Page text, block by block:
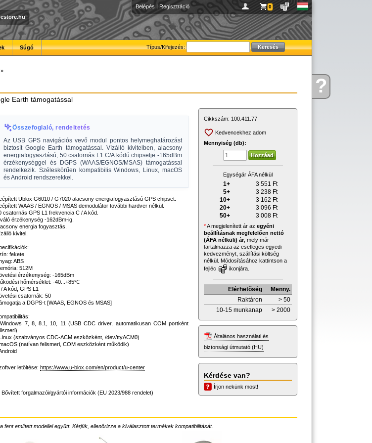
Kérdése
van
?
Belépés | Regisztráció 0
Típus/Kifejezés:
Súgó
»
Earth támogatással
Összefoglaló, rendeltetés
Az USB GPS navigációs vevő modul pontos helymeghatározást
biztosít Google Earth támogatással. Vízálló kivitelben, alacsony
energiafogyasztású, 50 csatornás L1 C/A kódú chipsetje -165dBm
érzékenységgel és DGPS (WAAS/EGNOS/MSAS) támogatással
rendelkezik. Széleskörűen kompatibilis Windows, Linux, macOS
és Android rendszerekkel.
Ublox G6010 / G7020 alacsony energiafogyasztású GPS chipset.
WAAS / EGNOS / MSAS demodulátor további hardver nélkül.
csatornás GPS L1 frekvencia C / A kód.
érzékenység -162dBm-ig.
energia fogyasztás.
kivitel.
fekete
ABS
512M
érzékenység: -165dBm
hőmérséklet: -40...+85℃
A kód, GPS L1
csatornák: 50
a DGPS-t [WAAS, EGNOS és MSAS]
7, 8, 8.1, 10, 11 (USB CDC driver, automatikusan COM portként
(szabványos CDC-ACM eszközként, /dev/ttyACM0)
(natívan felismeri, COM eszközként működik)
letöltése: https://www.u-blox.com/en/product/u-center
Bővített forgalmazói/gyártói információk (EU 2023/988 rendelet)
Cikkszám: 100.411.77
Kedvencekhez adom
Mennyiség (db):
Egységár ÁFA nélkül
1+ 3 551 Ft
5+
3 238 Ft
10+
3 162 Ft
20+
3 096 Ft
50+
3 008 Ft
*A megjelenített ár az egyéni
beállításnak megfelelően nettó
(ÁFA nélküli) ár, mely már
tartalmazza az esetleges egyedi
kedvezményt, szállítási költség
nélkül. Módosításához kattintson a
fejléc
ikonjára.
Elérhetőség
Menny.
Raktáron
> 50
10-15 munkanap
> 2000
Általános használati és
biztonsági útmutató (HU)
Kérdése van?
Írjon nekünk most!
említett modellel együtt. Kérjük, ellenőrizze a kiválasztott termékek kompatibilitását.